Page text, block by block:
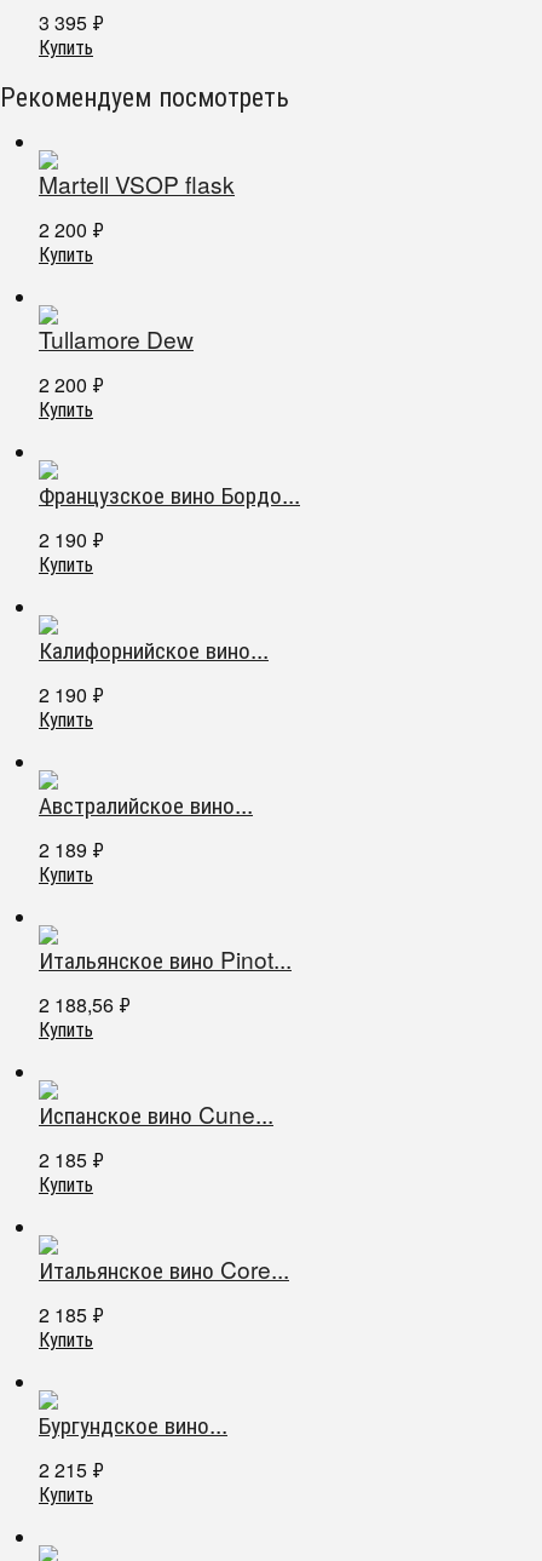
3 395 ₽
Купить
Рекомендуем посмотреть
Martell VSOP flask
2 200 ₽
Купить
Tullamore Dew
2 200 ₽
Купить
Французское вино Бордо...
2 190 ₽
Купить
Калифорнийское вино...
2 190 ₽
Купить
Австралийское вино...
2 189 ₽
Купить
Итальянское вино Pinot...
2 188,56 ₽
Купить
Испанское вино Cune...
2 185 ₽
Купить
Итальянское вино Core...
2 185 ₽
Купить
Бургундское вино...
2 215 ₽
Купить